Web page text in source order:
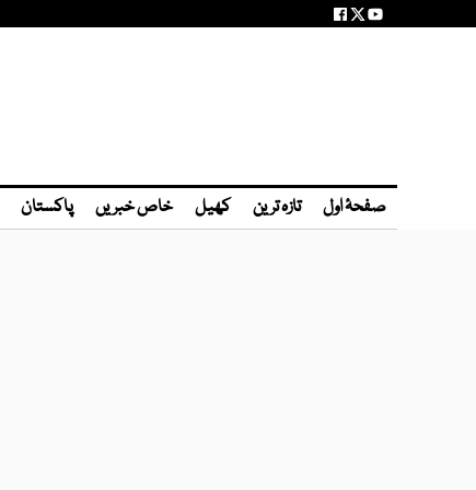
صفحۂ اول تازہ ترین کھیل خاص خبریں پاکستان